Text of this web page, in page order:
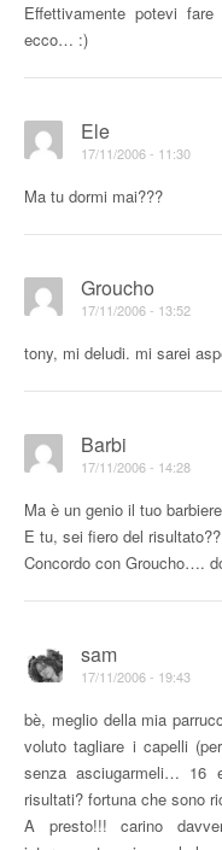
Effettivamente potevi
ecco… :)
Ele
17/11/2006 - 11:30
Ma tu dormi mai???
Groucho
17/11/2006 - 13:52
tony, mi deludi. mi sarei
Barbi
17/11/2006 - 14:28
Ma è un genio il tuo
E tu, sei fiero del risultato??
Concordo con Groucho….
sam
17/11/2006 - 19:43
bè, meglio della mia
voluto tagliare i capelli
senza asciugarmeli…
risultati? fortuna che sono
A presto!!! carino